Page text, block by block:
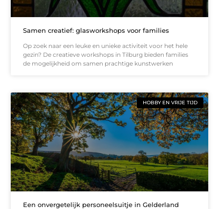
Samen creatief: glasworkshops voor families
Op zoek naar een leuke en unieke activiteit voor het hele
gezin? De creatieve workshops in Tilburg bieden families
de mogelijkheid om samen prachtige kunstwerken
HOBBY EN VRIJE TIJD
Een onvergetelijk personeelsuitje in Gelderland